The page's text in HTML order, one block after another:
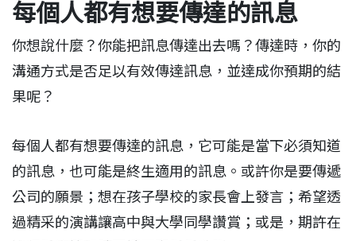
每個人都有想要傳達的訊息
你想說什麼？你能把訊息傳達出去嗎？傳達時，你的
溝通方式是否足以有效傳達訊息，並達成你預期的結
果呢？
每個人都有想要傳達的訊息，它可能是當下必須知道
的訊息，也可能是終生適用的訊息。或許你是要傳遞
公司的願景；想在孩子學校的家長會上發言；希望透
過精采的演講讓高中與大學同學讚賞；或是，期許在